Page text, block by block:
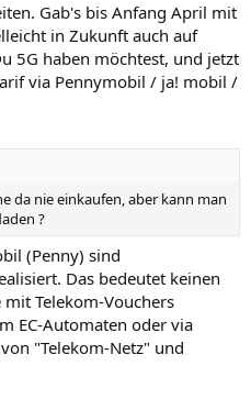
Gab's bis Anfang April mit
in Zukunft auch auf
5G haben möchtest, und jetzt
via Pennymobil / ja! mobil /
da nie einkaufen, aber kann man
?
(Penny) sind
Das bedeutet keinen
Telekom-Vouchers
EC-Automaten oder via
"Telekom-Netz" und